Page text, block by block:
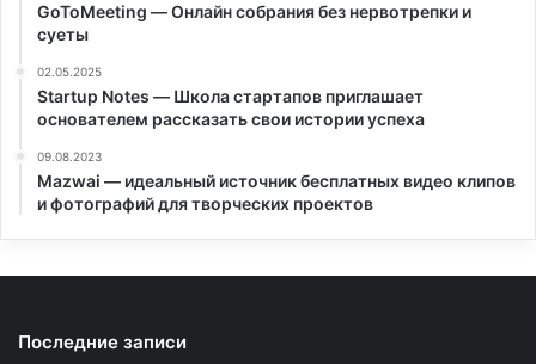
GoToMeeting — Онлайн собрания без нервотрепки и
суеты
02.05.2025
Startup Notes — Школа стартапов приглашает
основателем рассказать свои истории успеха
09.08.2023
Mazwai — идеальный источник бесплатных видео клипов
и фотографий для творческих проектов
Последние записи